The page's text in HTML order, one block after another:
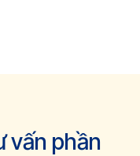
vấn phần